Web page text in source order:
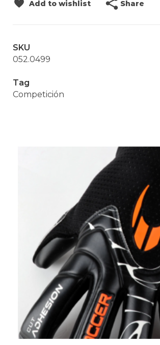
Add to wishlist Share
SKU
052.0499
Tag
Competición